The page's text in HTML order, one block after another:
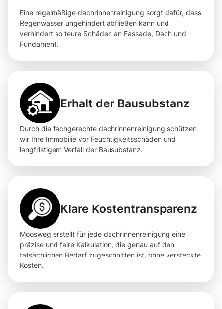
Eine regelmäßige dachrinnenreinigung sorgt dafür, dass
Regenwasser ungehindert abfließen kann und
verhindert so teure Schäden an Fassade, Dach und
Fundament.
Erhalt der Bausubstanz
Durch die fachgerechte dachrinnenreinigung schützen
wir Ihre Immobilie vor Feuchtigkeitsschäden und
langfristigem Verfall der Bausubstanz.
Klare Kostentransparenz
Moosweg erstellt für jede dachrinnenreinigung eine
präzise und faire Kalkulation, die genau auf den
tatsächlichen Bedarf zugeschnitten ist, ohne versteckte
Kosten.